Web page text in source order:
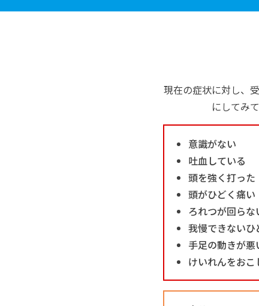
現在の症状に対し、
にしてみ
意識がない
吐血している
頭を強く打った
頭がひどく痛い
ろれつが回らな
我慢できないひ
手足の動きが
けいれんをお